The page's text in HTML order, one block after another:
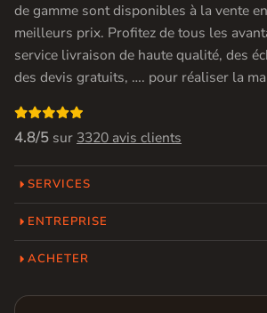
de gamme sont disponibles à la vente
meilleurs prix. Profitez de tous les
service livraison de haute qualité, des
des devis gratuits, …. pour réaliser la

4.8/5 sur 3320 avis clients
SERVICES
ENTREPRISE
ACHETER